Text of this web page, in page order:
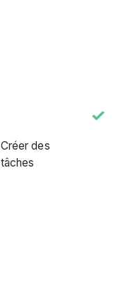
Créer des
tâches